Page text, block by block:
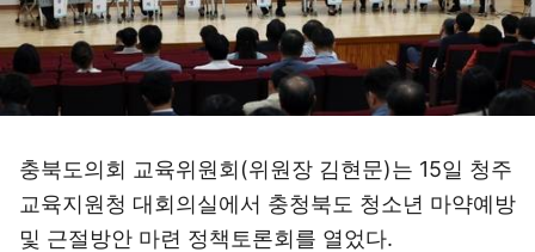
충북도의회 교육위원회(위원장 김현문)는 15일 청주
교육지원청 대회의실에서 충청북도 청소년 마약예방
및 근절방안 마련 정책토론회를 열었다.